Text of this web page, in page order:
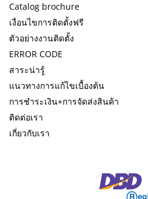
Catalog brochure
เงื่อนไขการติดตั้งฟรี
ตัวอย่างงานติดตั้ง
ERROR CODE
สาระน่ารู้
แนวทางการแก้ไขเบื้องต้น
การชำระเงิน+การจัดส่งสินค้า
ติดต่อเรา
เกี่ยวกับเรา